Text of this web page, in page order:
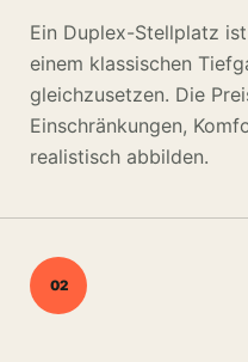
Ein Duplex-Stellplatz
einem klassischen
gleichzusetzen. Die
Einschränkungen,
realistisch abbilden.
02